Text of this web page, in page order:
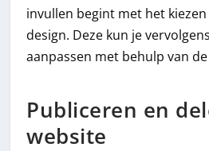
invullen begint met het kiezen
design. Deze kun je
aanpassen met behulp van
Publiceren en
website